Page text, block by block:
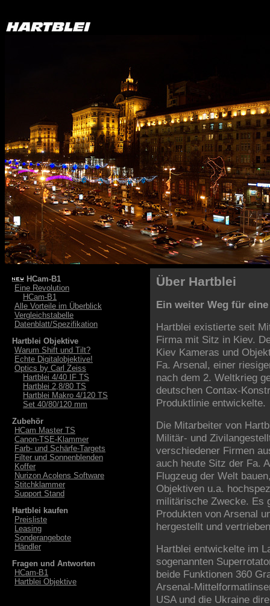
HCam-B1
Eine Revolution
HCam-B1
Alle Vorteile im Überblick
Vergleichstabelle
Datenblatt/Spezifikation
Hartblei Objektive
Warum Shift und Tilt?
Echte Digitalobjektive!
Optics by Carl Zeiss
Hartblei 4/40 IF TS
Hartblei 2,8/80 TS
Hartblei Makro 4/120 TS
Set 40/80/120 mm
Zubehör
HCam Master TS
Canon-TSE-Klammer
Farb- und Schärfe-Targets
Filter und Sonnenblenden
Koffer
Nurizon Acolens Software
Stitchklammer
Support Stand
Hartblei kaufen
Preisliste
Leasing
Sonderangebote
Händler
Fragen und Antworten
HCam-B1
Hartblei Objektive
Über Hartblei
Ein weiter Weg für
Hartblei existierte seit
Firma mit Sitz in Kiev.
Kiev Kameras und
Fa. Arsenal, einer
nach dem 2. Weltkrieg
deutschen Contax-
Produktlinie entwickelte.
Die Mitarbeiter von
Militär- und
verschiedener Firmen
auch heute Sitz der Fa.
Flugzeug der Welt
Objektiven u.a.
militärische Zwecke. Es
Produkten von Arsenal
hergestellt und
Hartblei entwickelte im
sogenannten
beide Funktionen 360
Arsenal-
USA und die Ukraine